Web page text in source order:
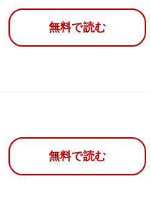
無料で読む
無料で読む